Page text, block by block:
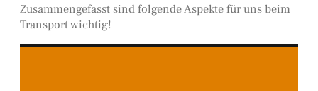
Zusammengefasst sind folgende Aspekte für uns beim
Transport wichtig!